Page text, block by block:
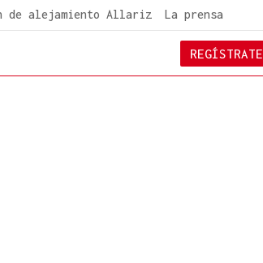
de alejamiento Allariz La prensa
REGÍSTRATE